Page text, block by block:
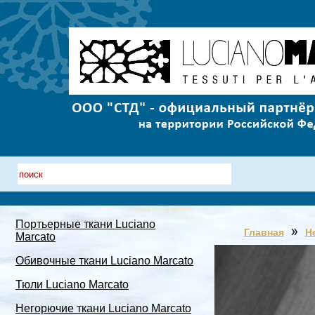
Портьерные ткани Luciano
Marcato
Обивочные ткани Luciano Marcato
Тюли Luciano Marcato
Негорючие ткани Luciano Marcato
Главная